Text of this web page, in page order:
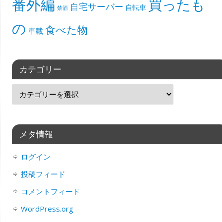
番外編 禁酒 自宅サーバー 自転車 買ったも
の 車載 食べた物
カテゴリー
メタ情報
ログイン
投稿フィード
コメントフィード
WordPress.org